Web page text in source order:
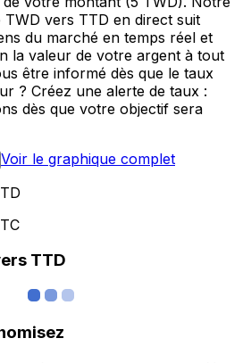
TWD vers TTD en direct suit
du marché en temps réel et
la valeur de votre argent à tout
être informé dès que le taux
? Créez une alerte de taux :
dès que votre objectif sera
Voir le graphique complet
TTD